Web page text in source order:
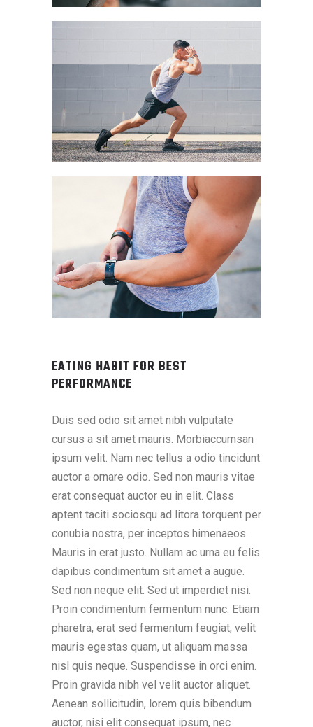
EATING HABIT FOR BEST
PERFORMANCE
Duis sed odio sit amet nibh vulputate
cursus a sit amet mauris. Morbiaccumsan
ipsum velit. Nam nec tellus a odio tincidunt
auctor a ornare odio. Sed non mauris vitae
erat consequat auctor eu in elit. Class
aptent taciti sociosqu ad litora torquent per
conubia nostra, per inceptos himenaeos.
Mauris in erat justo. Nullam ac urna eu felis
dapibus condimentum sit amet a augue.
Sed non neque elit. Sed ut imperdiet nisi.
Proin condimentum fermentum nunc. Etiam
pharetra, erat sed fermentum feugiat, velit
mauris egestas quam, ut aliquam massa
nisl quis neque. Suspendisse in orci enim.
Proin gravida nibh vel velit auctor aliquet.
Aenean sollicitudin, lorem quis bibendum
auctor, nisi elit consequat ipsum, nec